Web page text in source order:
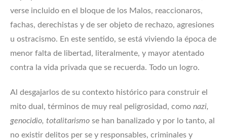
verse incluido en el bloque de los Malos, reaccionaros,
fachas, derechistas y de ser objeto de rechazo, agresiones
u ostracismo. En este sentido, se está viviendo la época de
menor falta de libertad, literalmente, y mayor atentado
contra la vida privada que se recuerda. Todo un logro.
Al desgajarlos de su contexto histórico para construir el
mito dual, términos de muy real peligrosidad, como nazi,
genocidio, totalitarismo se han banalizado y por lo tanto, al
no existir delitos per se y responsables, criminales y